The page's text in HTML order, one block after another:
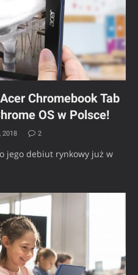
Chromebook Tab
OS w Polsce!
2018 2
jego debiut rynkowy już w